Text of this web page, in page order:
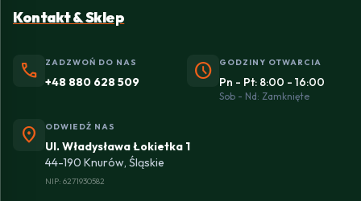
Kontakt & Sklep
phone ZADZWOŃ DO NAS
+48 880 628 509 schedule GODZINY OTWARCIA
Pn - Pt: 8:00 - 16:00
Sob - Nd: Zamknięte
location_on ODWIEDŹ NAS
Ul. Władysława Łokietka 1
44-190 Knurów, Śląskie
NIP: 6271930582